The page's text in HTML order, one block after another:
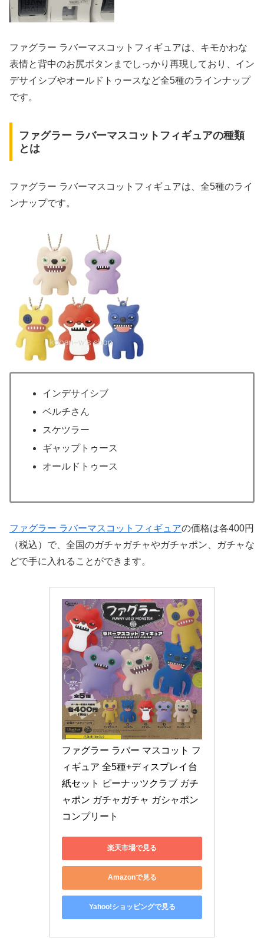
ファグラー ラバーマスコットフィギュアは、キモかわな
表情と背中のお尻ボタンまでしっかり再現しており、イン
デサイシブやオールドトゥースなど全5種のラインナップ
です。
ファグラー ラバーマスコットフィギュアの種類
とは
ファグラー ラバーマスコットフィギュアは、全5種のライ
ンナップです。
インデサイシブ
ベルチさん
スケツラー
ギャップトゥース
オールドトゥース
ファグラー ラバーマスコットフィギュアの価格は各400円
（税込）で、全国のガチャガチャやガチャポン、ガチャな
どで手に入れることができます。
ファグラー ラバー マスコット フ
ィギュア 全5種+ディスプレイ台
紙セット ピーナッツクラブ ガチ
ャポン ガチャガチャ ガシャポン
コンプリート
楽天市場で見る
Amazonで見る
Yahoo!ショッピングで見る